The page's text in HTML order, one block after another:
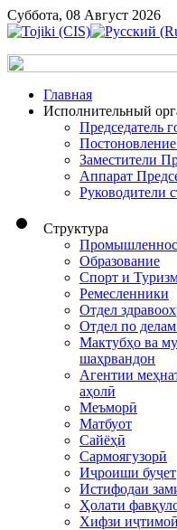
Суббота, 08 Август 2026
Главная
Исполнительный
Председатель
Заместители
Аппарат
Руководители
Структура
Образование
Спорт и
Ремесленники
Отдел
Отдел по
Мактубҳо ва
шаҳрвандон
Агентии
аҳолӣ
Меъморӣ
Матбуот
Сайёҳӣ
Сармоягузорӣ
Иҷроиши буҷет
Истифодаи
Ҳолати
Хифзи иҷтимоӣ